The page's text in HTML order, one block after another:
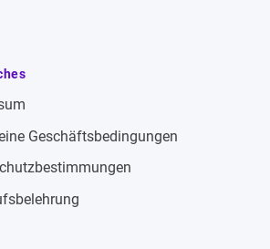
Geschäftsbedingungen